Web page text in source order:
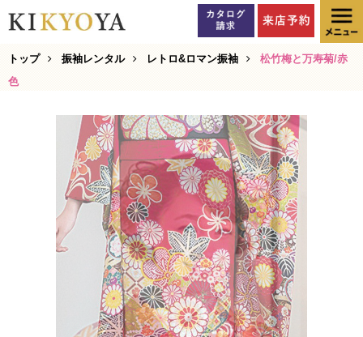
トップ 振袖レンタル レトロ&ロマン振袖
松竹梅と万寿菊/赤
色